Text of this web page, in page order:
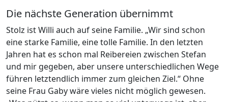
Die nächste Generation übernimmt
Stolz ist Willi auch auf seine Familie. „Wir sind schon
eine starke Familie, eine tolle Familie. In den letzten
Jahren hat es schon mal Reibereien zwischen Stefan
und mir gegeben, aber unsere unterschiedlichen Wege
führen letztendlich immer zum gleichen Ziel.“ Ohne
seine Frau Gaby wäre vieles nicht möglich gewesen.